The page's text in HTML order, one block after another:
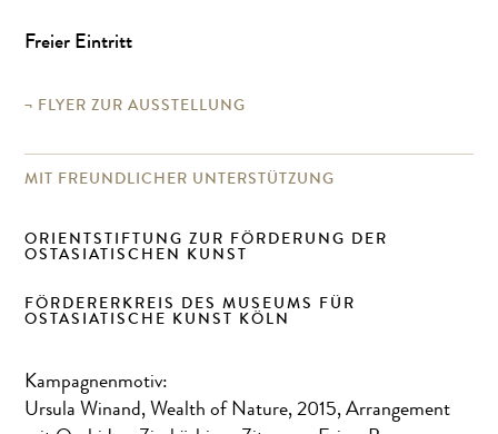
Freier Eintritt
FLYER ZUR AUSSTELLUNG
MIT FREUNDLICHER UNTERSTÜTZUNG
ORIENTSTIFTUNG ZUR FÖRDERUNG DER
OSTASIATISCHEN KUNST
FÖRDERERKREIS DES MUSEUMS FÜR
OSTASIATISCHE KUNST KÖLN
Kampagnenmotiv:
Ursula Winand, Wealth of Nature, 2015, Arrangement